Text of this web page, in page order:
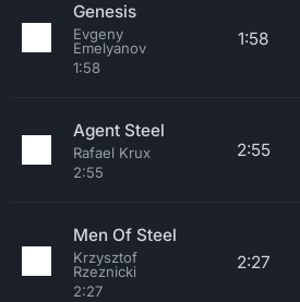
Genesis
Evgeny
Emelyanov
1:58
1:58
Agent Steel
Rafael Krux
2:55
2:55
Men Of Steel
Krzysztof
Rzeznicki
2:27
2:27